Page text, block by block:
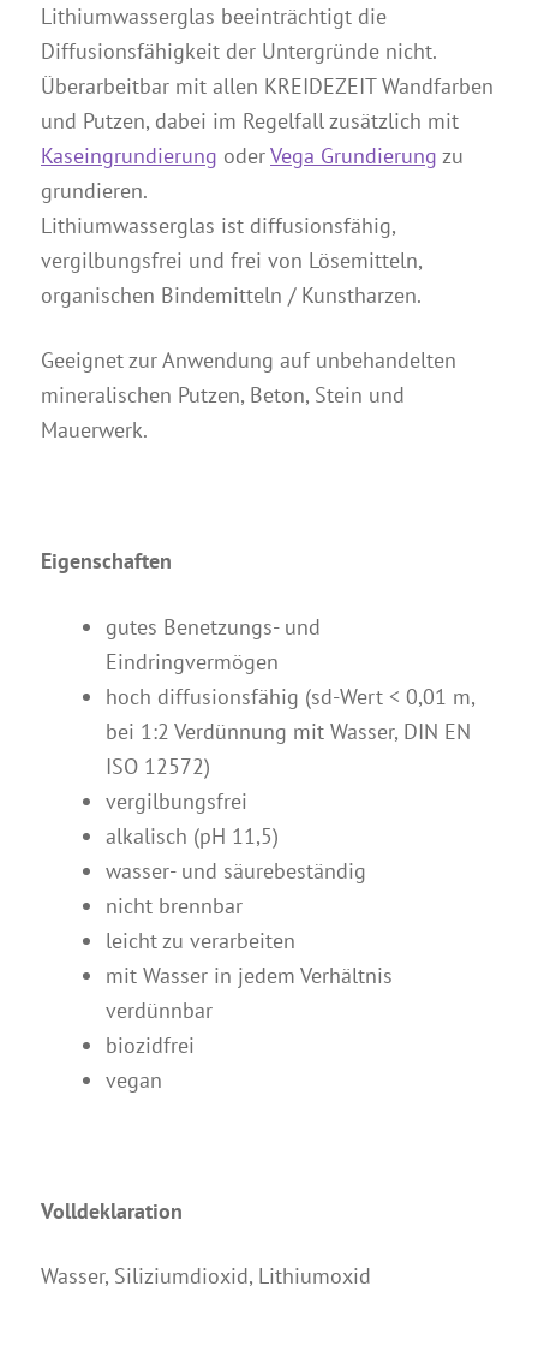
Seminare & Veranstaltungen
Anleitungen
Kontakt & Beratung
Preise & Vertrieb
Prospekte & Bücher
Wir über uns
Referenzen
Lithiumwasserglas beeinträchtigt die
Diffusionsfähigkeit der Untergründe nicht.
Überarbeitbar mit allen KREIDEZEIT Wandfarben
und Putzen, dabei im Regelfall zusätzlich mit
Kaseingrundierung oderVega Grundierung zu
grundieren.
Lithiumwasserglas ist diffusionsfähig,
vergilbungsfrei und frei von Lösemitteln,
organischen Bindemitteln / Kunstharzen.
Geeignet zur Anwendung auf unbehandelten
mineralischen Putzen, Beton, Stein und
Mauerwerk.
Eigenschaften
gutes Benetzungs- und
Eindringvermögen
hoch diffusionsfähig (sd-Wert < 0,01 m,
bei 1:2 Verdünnung mit Wasser, DIN EN
ISO 12572)
vergilbungsfrei
alkalisch (pH 11,5)
wasser- und säurebeständig
nicht brennbar
leicht zu verarbeiten
mit Wasser in jedem Verhältnis
verdünnbar
biozidfrei
vegan
Volldeklaration
Wasser, Siliziumdioxid, Lithiumoxid